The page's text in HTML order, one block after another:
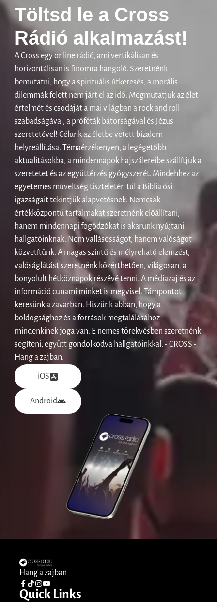
Töltsd le a Cross
Rádió alkalmazást!
A Cross egy online rádió, ami vertikálisan és
horizontálisan is finomra hangoló. Szeretnénk
bemutatni, hogy a spirituális útkeresés, a morális
dilemmák felett nem járt el az idő. Megmutatjuk az élet
értelmét és csodáját a mai világban a rock and roll
szabadságával, a próféták bátorságával és Jézus
szeretetével! Célunk az életbe vetett bizalom
helyreállítása. Témaérzékenyen, a legégetőbb
aktualitásokba, a mindennapok hajszálereibe szállítjuk a
szeretetet és az együttérzés gyógyszerét. Mindehhez az
egyetemes műveltség tiszteletén túl a Biblia ősi
igazságait tekintjük alapvetésnek. Nemcsak
értékközpontú tartalmakat szeretnénk előállítani,
hanem mindennapi fogódzókat is akarunk nyújtani
hallgatóinknak. Nem vallásosságot, hanem valóságot
közvetítünk. A magas szintű és mélyreható elemzést,
valóságlátást szeretnénk közérthetően, világosan, a
bonyolult hétköznapok részévé tenni. A médiazaj és az
információ cunami minket is megvisel. Támpontot
keresünk a zavarban. Hiszünk abban, hogy a
boldogsághoz és a források megtalálásához
mindenkinek joga van. E nemes törekvésben szeretnénk
segíteni, együtt gondolkodva hallgatóinkkal. - CROSS -
Hang a zajban.
iOS
Android
Hang a zajban
Quick Links